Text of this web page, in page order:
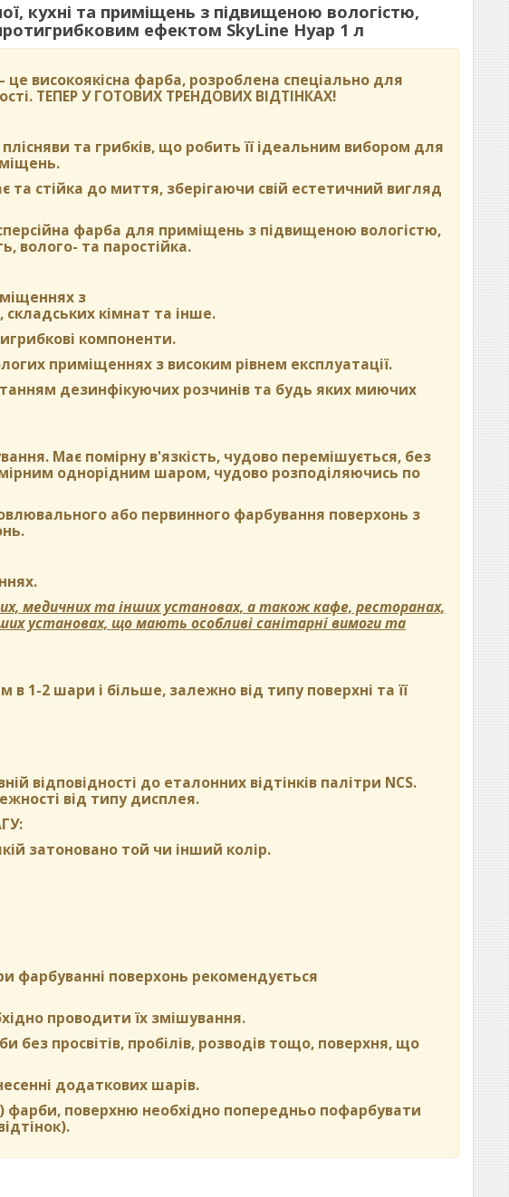
кухні та приміщень з підвищеною вологістю,
ефектом SkyLine Нуар 1 л
високоякісна фарба, розроблена спеціально для
ТЕПЕР У ГОТОВИХ ТРЕНДОВИХ ВІДТІНКАХ!
та грибків, що робить її ідеальним вибором для
стійка до миття, зберігаючи свій естетичний вигляд
фарба для приміщень з підвищеною вологістю,
волого- та паростійка.
з
кімнат та інше.
компоненти.
приміщеннях з високим рівнем експлуатації.
дезинфікуючих розчинів та будь яких миючих
Має помірну в'язкість, чудово перемішується, без
однорідним шаром, чудово розподіляючись по
або первинного фарбування поверхонь з
медичних та інших установах, а також кафе, ресторанах,
установах, що мають особливі санітарні вимоги та
2 шари і більше, залежно від типу поверхні та її
відповідності до еталонних відтінків палітри NCS.
від типу дисплея.
затоновано той чи інший колір.
фарбуванні поверхонь рекомендується
проводити їх змішування.
просвітів, пробілів, розводів тощо, поверхня, що
додаткових шарів.
поверхню необхідно попередньо пофарбувати